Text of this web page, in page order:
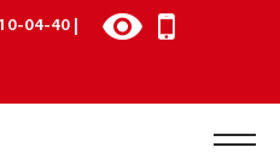
04-40 |